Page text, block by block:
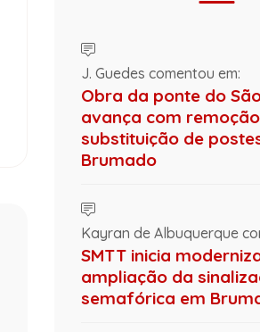
J. Guedes comentou em:
Obra da ponte do
avança com
substituição de
Brumado
Kayran de Albuquerque
SMTT inicia
ampliação da
semafórica em